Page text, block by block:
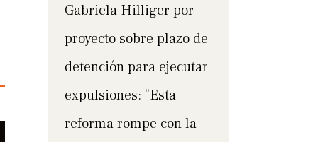
Gabriela Hilliger por
proyecto sobre plazo de
detención para ejecutar
expulsiones: “Esta
reforma rompe con la